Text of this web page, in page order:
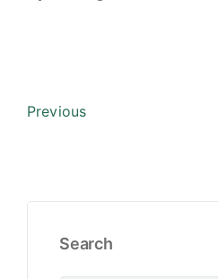
Previous
Search